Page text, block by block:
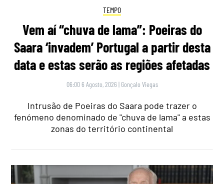
TEMPO
Vem aí “chuva de lama”: Poeiras do
Saara ‘invadem’ Portugal a partir desta
data e estas serão as regiões afetadas
06:00 6 Agosto, 2026 | Gonçalo Viegas
Intrusão de Poeiras do Saara pode trazer o
fenómeno denominado de "chuva de lama" a estas
zonas do território continental